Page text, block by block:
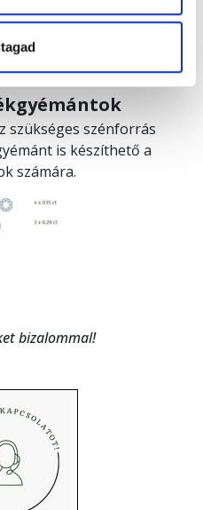
szükséges szénforrás
is készíthető a
számára.
bizalommal!